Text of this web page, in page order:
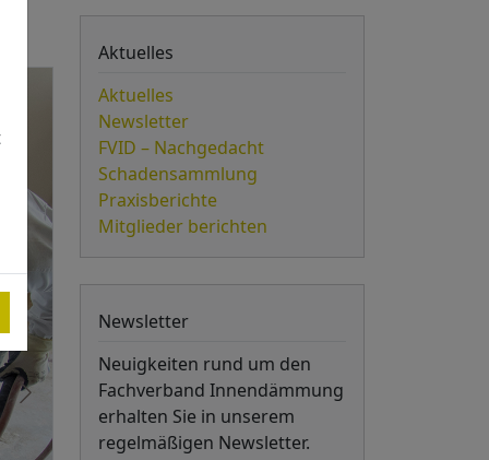
Aktuelles
Aktuelles
Newsletter
FVID – Nachgedacht
Schadensammlung
Praxisberichte
Mitglieder berichten
Newsletter
Neuigkeiten rund um den
Fachverband Innendämmung
erhalten Sie in unserem
regelmäßigen Newsletter.